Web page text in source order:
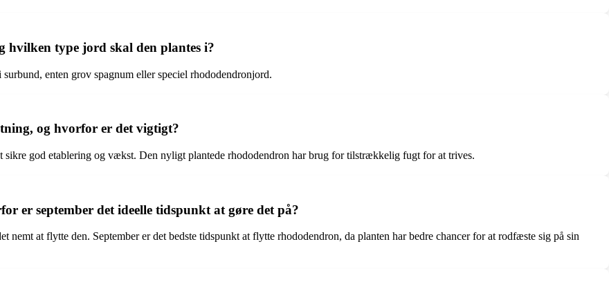
type jord skal den plantes i?
enten grov spagnum eller speciel rhododendronjord.
og hvorfor er det vigtigt?
god etablering og vækst. Den nyligt plantede rhododendron har brug for tilstrækkelig fugt for at trives.
er september det ideelle tidspunkt at gøre det på?
at flytte den. September er det bedste tidspunkt at flytte rhododendron, da planten har bedre chancer for at rodfæste sig på sin